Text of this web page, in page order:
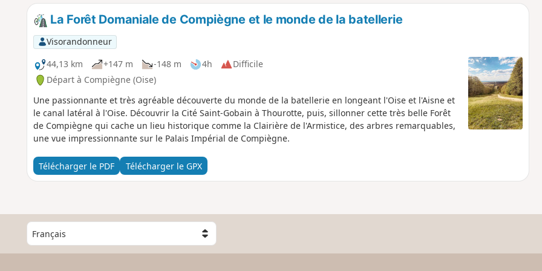
La Forêt Domaniale de Compiègne et le monde de la batellerie
Visorandonneur
44,13 km
+147 m -148 m 4h
Difficile
Départ à Compiègne (Oise)
Une passionnante et très agréable découverte du monde de la batellerie en longeant l'Oise et l'Aisne et
le canal latéral à l'Oise. Découvrir la Cité Saint-Gobain à Thourotte, puis, sillonner cette très belle Forêt
de Compiègne qui cache un lieu historique comme la Clairière de l'Armistice, des arbres remarquables,
une vue impressionnante sur le Palais Impérial de Compiègne.
Télécharger le PDF Télécharger le GPX
C
h
o